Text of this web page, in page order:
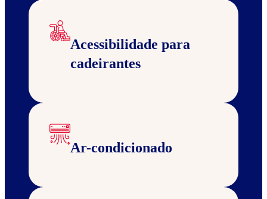
Acessibilidade para
cadeirantes
Ar-condicionado